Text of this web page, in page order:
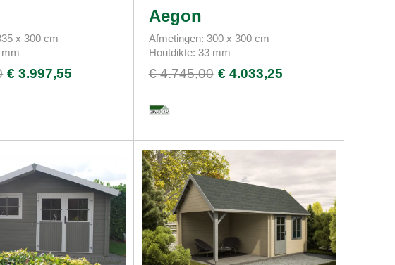
x 300 cm
€ 3.997,55
Aegon
Afmetingen: 300 x 300 cm
Houtdikte: 33 mm
€ 4.745,00 € 4.033,25